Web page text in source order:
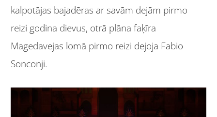
kalpotājas bajadēras ar savām dejām pirmo
reizi godina dievus, otrā plāna faķīra
Magedavejas lomā pirmo reizi dejoja Fabio
Sonconji.